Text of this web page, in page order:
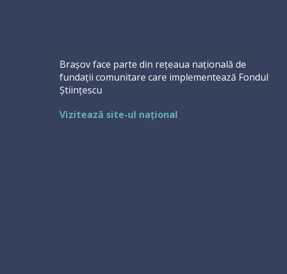
Brașov face parte din rețeaua națională de
fundații comunitare care implementează Fondul
Științescu
Vizitează site-ul național